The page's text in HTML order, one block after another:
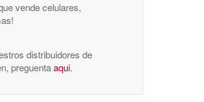
vende celulares,
distribuidores de
preguentaaqui.